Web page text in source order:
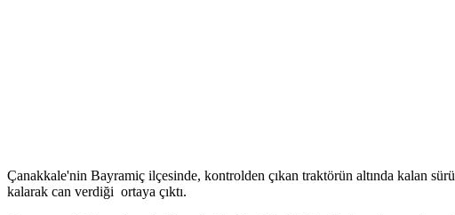
Çanakkale'nin Bayramiç ilçesinde, kontrolden çıkan traktörün altında kalan
kalarak can verdiği ortaya çıktı.